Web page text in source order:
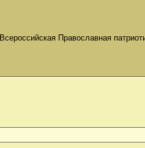
Всероссийская Православная